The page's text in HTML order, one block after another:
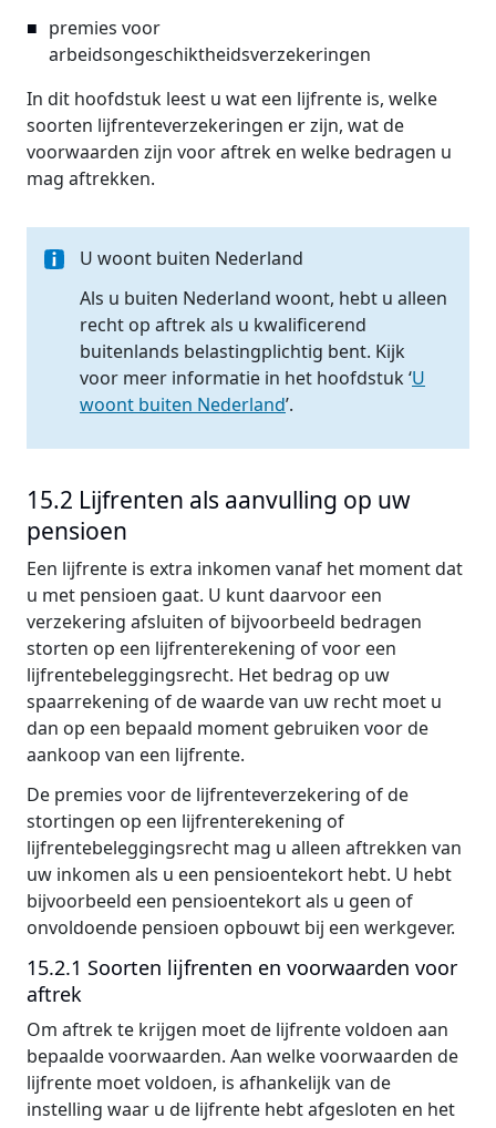
premies voor
arbeidsongeschiktheidsverzekeringen
In dit hoofdstuk leest u wat een lijfrente is, welke
soorten lijfrenteverzekeringen er zijn, wat de
voorwaarden zijn voor aftrek en welke bedragen u
mag aftrekken.
U woont buiten Nederland
Als u buiten Nederland woont, hebt u alleen
recht op aftrek als u kwalificerend
buitenlands belastingplichtig bent. Kijk
voor meer informatie in het hoofdstuk ‘U
woont buiten Nederland’.
15.2 Lijfrenten als aanvulling op uw
pensioen
Een lijfrente is extra inkomen vanaf het moment dat
u met pensioen gaat. U kunt daarvoor een
verzekering afsluiten of bijvoorbeeld bedragen
storten op een lijfrenterekening of voor een
lijfrentebeleggingsrecht. Het bedrag op uw
spaarrekening of de waarde van uw recht moet u
dan op een bepaald moment gebruiken voor de
aankoop van een lijfrente.
De premies voor de lijfrenteverzekering of de
stortingen op een lijfrenterekening of
lijfrentebeleggingsrecht mag u alleen aftrekken van
uw inkomen als u een pensioentekort hebt. U hebt
bijvoorbeeld een pensioentekort als u geen of
onvoldoende pensioen opbouwt bij een werkgever.
15.2.1 Soorten lijfrenten en voorwaarden voor
aftrek
Om aftrek te krijgen moet de lijfrente voldoen aan
bepaalde voorwaarden. Aan welke voorwaarden de
lijfrente moet voldoen, is afhankelijk van de
instelling waar u de lijfrente hebt afgesloten en het